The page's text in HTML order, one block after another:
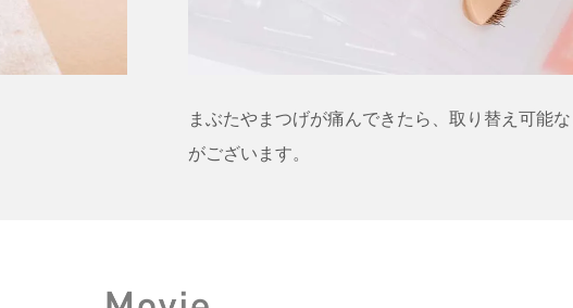
まぶたやまつげが痛んできたら、取り替え可能な
がございます。